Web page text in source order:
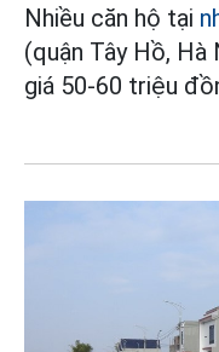
Nhiều căn hộ tại
(quận Tây Hồ,
giá 50-60 triệu